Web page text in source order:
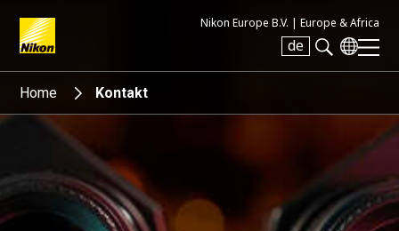
Nikon Europe B.V. | Europe & Africa
de
Search keyword(s)
Home Kontakt